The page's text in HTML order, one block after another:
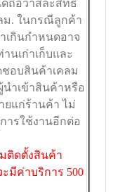
ถือว่าสละสิทธิ์
ม. ในกรณีลูกค้า
เกินกำหนดอาจ
นเก่าเก็บและ
อบสินค้าเคลม
นำเข้าสินค้าหรือ
ยแก่ร้านค้า ไม่
ารใช้งานอีกต่อ
ติดตั้งสินค้า
มีค่าบริการ 500